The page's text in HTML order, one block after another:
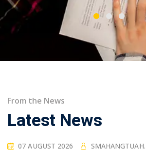
From the News
Latest News
07 AUGUST 2026